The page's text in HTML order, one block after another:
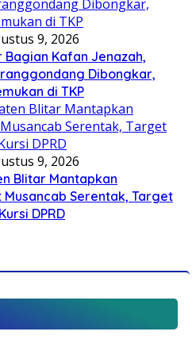
9, 2026
Kafan Jenazah,
Dibongkar,
di TKP
9, 2026
Blitar Mantapkan
Serentak, Target
DPRD